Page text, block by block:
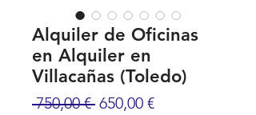
Alquiler de Oficinas
en Alquiler en
Villacañas (Toledo)
750,00 € Precio
650,00 €Precio